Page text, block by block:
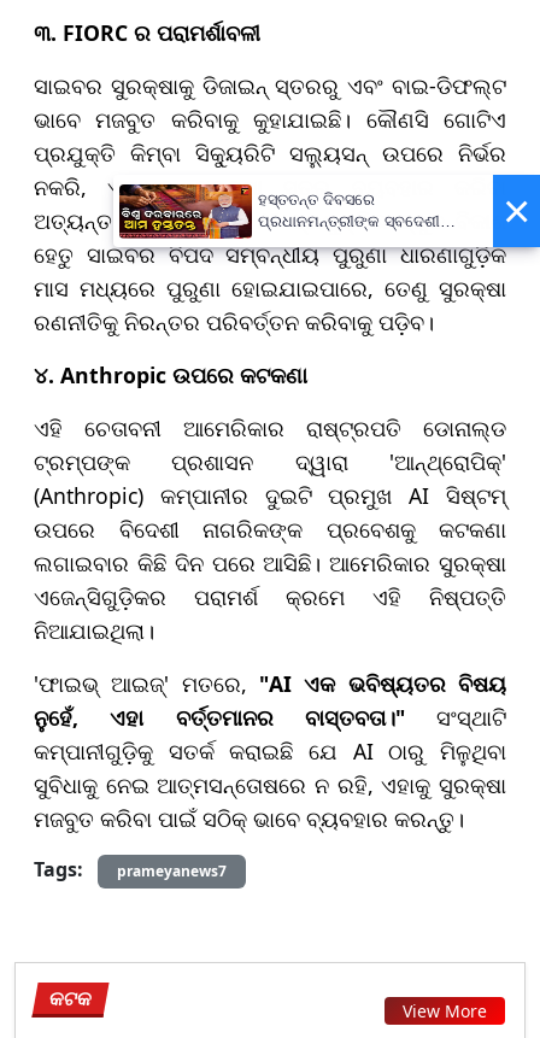
୩. FIORC ର ପରାମର୍ଶାବଳୀ
ସାଇବର ସୁରକ୍ଷାକୁ ଡିଜାଇନ୍ ସ୍ତରରୁ ଏବଂ ବାଇ-ଡିଫଲ୍ଟ
ଭାବେ ମଜବୁତ କରିବାକୁ କୁହାଯାଇଛି। କୌଣସି ଗୋଟିଏ
ପ୍ରଯୁକ୍ତି କିମ୍ବା ସିକ୍ୟୁରିଟି ସଲ୍ୟୁସନ୍ ଉପରେ ନିର୍ଭର
ନକରି, ଏକାଧିକ ସୁରକ୍ଷା ସ୍ତର ବ୍ୟବହାର କରିବା
ଅତ୍ୟନ୍ତ ଗୁରୁତ୍ୱପୂର୍ଣ୍ଣ। AI ପ୍ରଯୁକ୍ତିର ଦ୍ରୁତ ବିକାଶ
ହେତୁ ସାଇବର ବିପଦ ସମ୍ବନ୍ଧୀୟ ପୁରୁଣା ଧାରଣାଗୁଡ଼ିକ
ମାସ ମଧ୍ୟରେ ପୁରୁଣା ହୋଇଯାଇପାରେ, ତେଣୁ ସୁରକ୍ଷା
ରଣନୀତିକୁ ନିରନ୍ତର ପରିବର୍ତ୍ତନ କରିବାକୁ ପଡ଼ିବ।
୪. Anthropic ଉପରେ କଟକଣା
ଏହି ଚେତାବନୀ ଆମେରିକାର ରାଷ୍ଟ୍ରପତି ଡୋନାଲ୍ଡ
ଟ୍ରମ୍ପଙ୍କ ପ୍ରଶାସନ ଦ୍ୱାରା 'ଆନ୍ଥ୍ରୋପିକ୍'
(Anthropic) କମ୍ପାନୀର ଦୁଇଟି ପ୍ରମୁଖ AI ସିଷ୍ଟମ୍
ଉପରେ ବିଦେଶୀ ନାଗରିକଙ୍କ ପ୍ରବେଶକୁ କଟକଣା
ଲଗାଇବାର କିଛି ଦିନ ପରେ ଆସିଛି। ଆମେରିକାର ସୁରକ୍ଷା
ଏଜେନ୍ସିଗୁଡ଼ିକର ପରାମର୍ଶ କ୍ରମେ ଏହି ନିଷ୍ପତ୍ତି
ନିଆଯାଇଥିଲା।
'ଫାଇଭ୍ ଆଇଜ୍' ମତରେ, "AIଏକ ଭବିଷ୍ୟତର ବିଷୟ
ନୁହେଁ,ଏହା ବର୍ତ୍ତମାନର ବାସ୍ତବତା।"ସଂସ୍ଥାଟି
କମ୍ପାନୀଗୁଡ଼ିକୁ ସତର୍କ କରାଇଛି ଯେ AI ଠାରୁ ମିଳୁଥିବା
ସୁବିଧାକୁ ନେଇ ଆତ୍ମସନ୍ତୋଷରେ ନ ରହି, ଏହାକୁ ସୁରକ୍ଷା
ମଜବୁତ କରିବା ପାଇଁ ସଠିକ୍ ଭାବେ ବ୍ୟବହାର କରନ୍ତୁ।
Tags: prameyanews7
କଟକ View More
×
ହସ୍ତତନ୍ତ ଦିବସରେ
ପ୍ରଧାନମନ୍ତ୍ରୀଙ୍କ ସ୍ବଦେଶୀ
ବାର୍ତ୍ତା, ଗର୍ବର ସହ ପାଳନ କରିବାକୁ
ଆହ୍ବାନ